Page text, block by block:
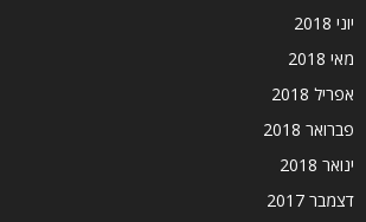
יוני 2018
מאי 2018
אפריל 2018
פברואר 2018
ינואר 2018
דצמבר 2017